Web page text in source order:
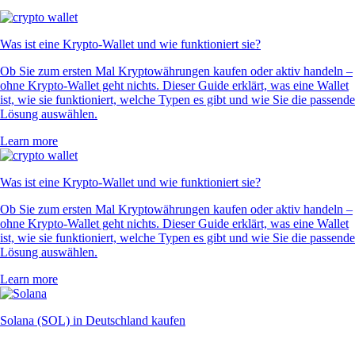
Was ist eine Krypto-Wallet und wie funktioniert sie?
Ob Sie zum ersten Mal Kryptowährungen kaufen oder aktiv handeln –
ohne Krypto-Wallet geht nichts. Dieser Guide erklärt, was eine Wallet
ist, wie sie funktioniert, welche Typen es gibt und wie Sie die passende
Lösung auswählen.
Learn more
Was ist eine Krypto-Wallet und wie funktioniert sie?
Ob Sie zum ersten Mal Kryptowährungen kaufen oder aktiv handeln –
ohne Krypto-Wallet geht nichts. Dieser Guide erklärt, was eine Wallet
ist, wie sie funktioniert, welche Typen es gibt und wie Sie die passende
Lösung auswählen.
Learn more
Solana (SOL) in Deutschland kaufen